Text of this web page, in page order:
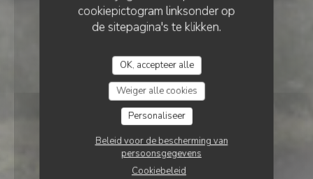
cookiepictogram linksonder op
de sitepagina's te klikken.
OK, accepteer alle
Weiger alle cookies
Personaliseer
Beleid voor de bescherming van
persoonsgegevens
Cookiebeleid